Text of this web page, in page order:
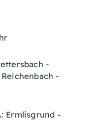
-
-
Ermlisgrund -